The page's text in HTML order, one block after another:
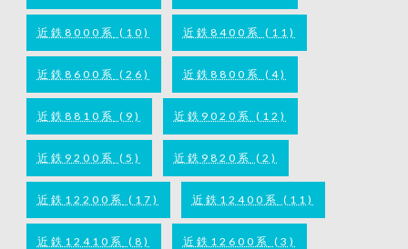
近鉄8000系 (10) 近鉄8400系 (11)
近鉄8600系 (26) 近鉄8800系 (4)
近鉄8810系 (9) 近鉄9020系 (12)
近鉄9200系 (5) 近鉄9820系 (2)
近鉄12200系 (17) 近鉄12400系 (11)
近鉄12410系 (8) 近鉄12600系 (3)